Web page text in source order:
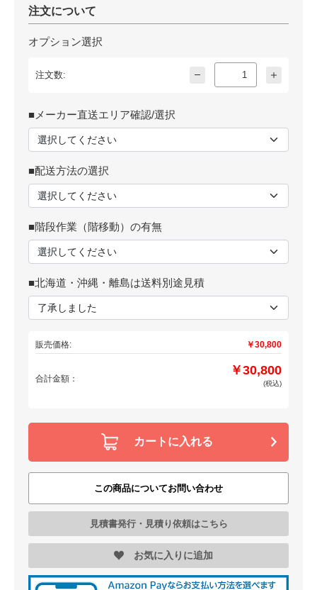
注文について
オプション選択
注文数:
■メーカー直送エリア確認/選択
■配送方法の選択
■階段作業（階移動）の有無
■北海道・沖縄・離島は送料別途見積
販売価格: ￥30,800
合計金額：
￥30,800
(税込)
カートに入れる
この商品についてお問い合わせ
見積書発行・見積り依頼はこちら
お気に入りに追加